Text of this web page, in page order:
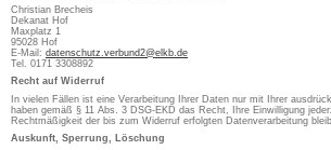
Christian Brecheis
Dekanat Hof
Maxplatz 1
95028 Hof
E-Mail: datenschutz.verbund2@elkb.de
Tel. 0171 3308892
Recht auf Widerruf
In vielen Fällen ist eine Verarbeitung Ihrer Daten nur mit Ihrer
haben gemäß § 11 Abs. 3 DSG-EKD das Recht, Ihre Einwilligung
Rechtmäßigkeit der bis zum Widerruf erfolgten Datenverarbeitung
Auskunft, Sperrung, Löschung